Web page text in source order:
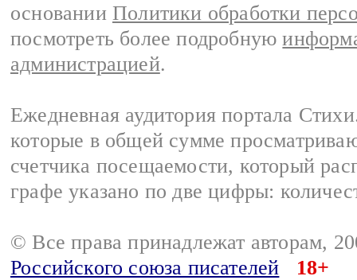
основании Политики обработки
посмотреть более подробную
администрацией.
Ежедневная аудитория портала
которые в общей сумме
счетчика посещаемости, который
графе указано по две цифры:
© Все права принадлежат авторам,
Российского союза писателей
18+